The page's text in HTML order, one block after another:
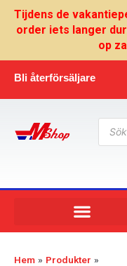
Tijdens de
order iets langer
op
Bli återförsäljare
Hem
Produkter